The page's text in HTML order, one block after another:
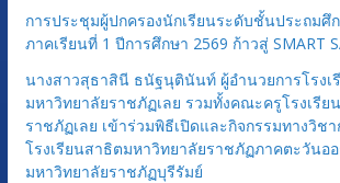
การประชุมผู้ปกครองนักเรียนระดับชั้นประถมศึ
ภาคเรียนที่ 1 ปีการศึกษา 2569 ก้าวสู่ SMART
นางสาวสุธาสินี ธนัฐนุตินันท์ ผู้อำนวยการโรงเ
มหาวิทยาลัยราชภัฏเลย รวมทั้งคณะครูโรงเรีย
ราชภัฏเลย เข้าร่วมพิธีเปิดและกิจกรรมทางวิช
โรงเรียนสาธิตมหาวิทยาลัยราชภัฏภาคตะวันอ
มหาวิทยาลัยราชภัฏบุรีรัมย์